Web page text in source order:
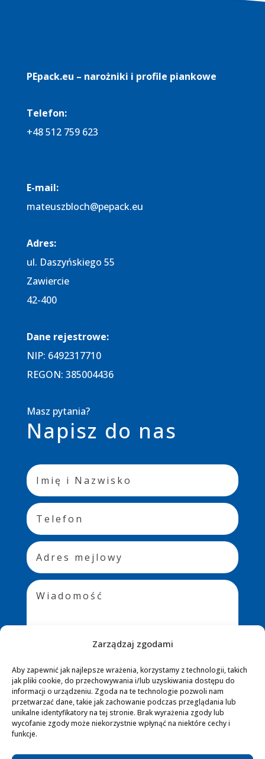
Zarządzaj zgodami
Aby zapewnić jak najlepsze wrażenia, korzystamy z technologii, takich
jak pliki cookie, do przechowywania i/lub uzyskiwania dostępu do
informacji o urządzeniu. Zgoda na te technologie pozwoli nam
przetwarzać dane, takie jak zachowanie podczas przeglądania lub
unikalne identyfikatory na tej stronie. Brak wyrażenia zgody lub
wycofanie zgody może niekorzystnie wpłynąć na niektóre cechy i
funkcje.
PEpack.eu – narożniki i profile piankowe
Telefon:
+48 512 759 623
E-mail:
mateuszbloch@pepack.eu
Adres:​
ul. Daszyńskiego 55
Zawiercie
42-400
Dane rejestrowe:​
NIP: 6492317710
REGON: 385004436
Masz pytania?
Napisz do nas
9 + 12= WYŚLIJ